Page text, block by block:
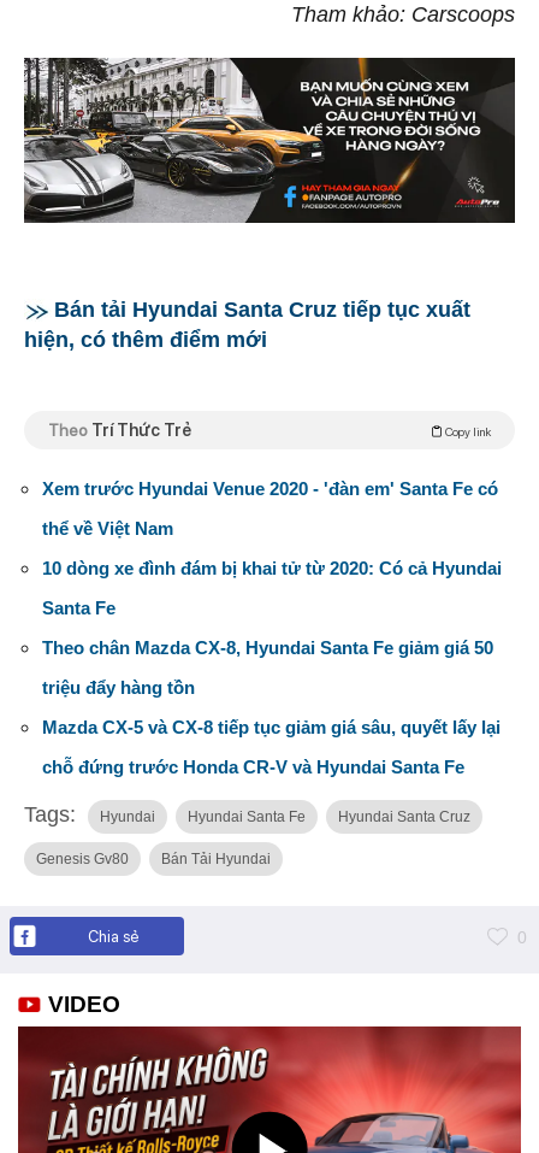
Tham khảo: Carscoops
Bán tải Hyundai Santa Cruz tiếp tục xuất
hiện, có thêm điểm mới
Theo Trí Thức Trẻ Copy link
Xem trước Hyundai Venue 2020 - 'đàn em' Santa Fe có
thể về Việt Nam
10 dòng xe đình đám bị khai tử từ 2020: Có cả Hyundai
Santa Fe
Theo chân Mazda CX-8, Hyundai Santa Fe giảm giá 50
triệu đẩy hàng tồn
Mazda CX-5 và CX-8 tiếp tục giảm giá sâu, quyết lấy lại
chỗ đứng trước Honda CR-V và Hyundai Santa Fe
Tags: Hyundai Hyundai Santa Fe Hyundai Santa Cruz
Genesis Gv80 Bán Tải Hyundai
Chia sẻ 0
VIDEO